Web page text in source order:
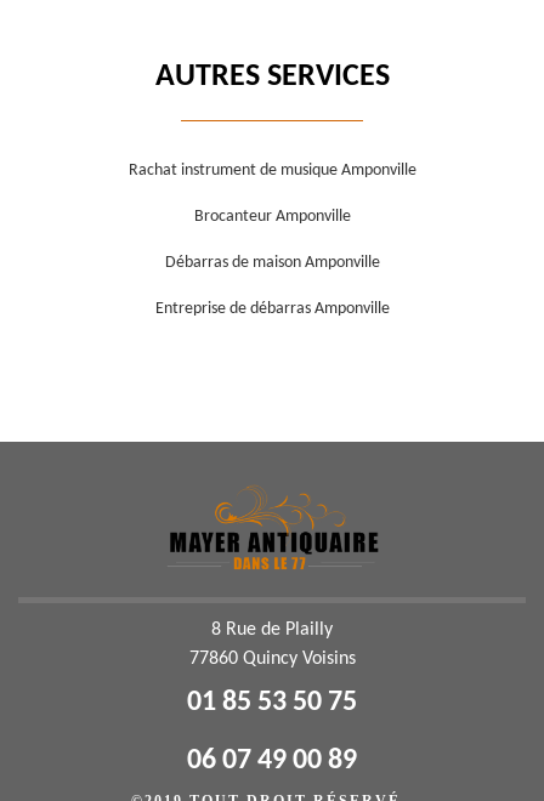
AUTRES SERVICES
Rachat instrument de musique Amponville
Brocanteur Amponville
Débarras de maison Amponville
Entreprise de débarras Amponville
8 Rue de Plailly
77860 Quincy Voisins
01 85 53 50 75
06 07 49 00 89